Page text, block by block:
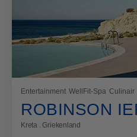
Entertainment WellFit-Spa Culinair
ROBINSON
Kreta . Griekenland